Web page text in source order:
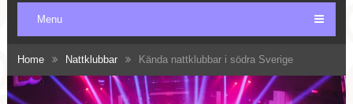
Menu
Home Nattklubbar Kända nattklubbar i södra Sverige